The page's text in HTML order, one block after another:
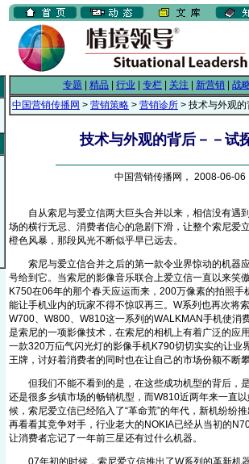
专题 精品 行业 专栏 关注 新营销 战
中国营销传播网 > 营销策略 > 营销诊所 > 技术与外观
技术与外观的背后－－试
中国营销传播网， 2008-06-06
自从索尼与爱立信两大巨头合并以来，相信没有遇
场的横行无忌、消费者信心的急剧下滑，让整个索尼爱
橙色风暴，那段风光不断似乎早已远去。
索尼与爱立信合并之后的第一款令业界惊动的机器应
号给到它。当索尼的影像音乐联合上爱立信一直以来笑
K750在06年的那个春天应运而来，200万像素的拍照
能让手机业内的玩家不得不惊叹再三。W系列也再次将
W700、W800、W810这一系列的WALKMAN手机使消
是索尼的一项影像技术，在索尼的相机上有着广泛的应
一款320万疝气闪光灯的影像手机K790切切实实的让
王牌，讨好着消费者的同时也在让自己的市场份额不断攀
但我们不能不看到的是，在这些成功机型的背后，
还是很多乡镇市场的畅销机型，而W810近两年来一直
候，索尼爱立信已经陷入了“革命荒”的年代，新机纷纷
再看看其竞争对手，行业老大的NOKIA已经从当初的
让消费者忘记了一年前三星还有过什么机器。
07年初的时候，索尼爱立信推出了W系列的革新机